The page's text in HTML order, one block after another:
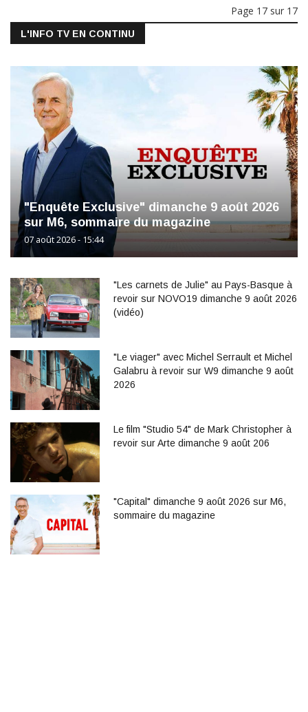
Page 17 sur 17
L'INFO TV EN CONTINU
"Enquête Exclusive" dimanche 9 août 2026
sur M6, sommaire du magazine
07 août 2026 - 15:44
"Les carnets de Julie" au Pays-Basque à
revoir sur NOVO19 dimanche 9 août 2026
(vidéo)
"Le viager" avec Michel Serrault et Michel
Galabru à revoir sur W9 dimanche 9 août
2026
Le film "Studio 54" de Mark Christopher à
revoir sur Arte dimanche 9 août 206
"Capital" dimanche 9 août 2026 sur M6,
sommaire du magazine